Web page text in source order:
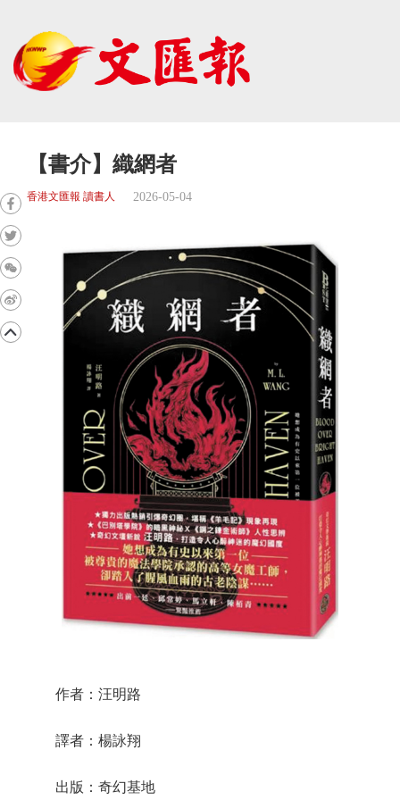
【書介】織網者
香港文匯報 讀書人 2026-05-04
作者：汪明路
譯者：楊詠翔
出版：奇幻基地